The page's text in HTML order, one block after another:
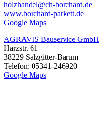
holzhandel@ch-borchard.de
www.borchard-parkett.de
Google Maps
AGRAVIS Bauservice GmbH
Harzstr. 61
38229 Salzgitter-Barum
Telefon: 05341-246920
Google Maps